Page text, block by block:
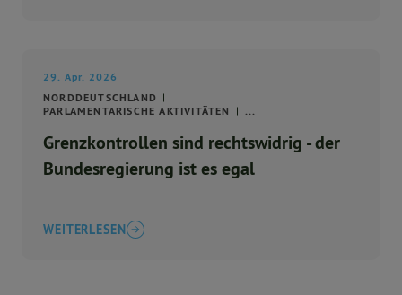
29. Apr. 2026
NORDDEUTSCHLAND
PARLAMENTARISCHE AKTIVITÄTEN
...
Grenzkontrollen sind rechtswidrig - der
Bundesregierung ist es egal
WEITERLESEN